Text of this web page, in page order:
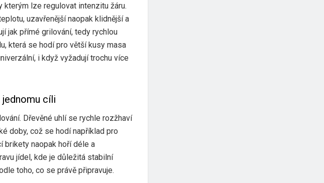
kterým lze regulovat intenzitu žáru.
uzavřenější naopak klidnější a
jak přímé grilování, tedy rychlou
která se hodí pro větší kusy masa
i když vyžadují trochu více
jednomu cíli
Dřevěné uhlí se rychle rozžhaví
doby, což se hodí například pro
brikety naopak hoří déle a
jídel, kde je důležitá stabilní
toho, co se právě připravuje.